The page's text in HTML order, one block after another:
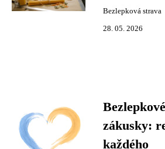
Bezlepková strava
28. 05. 2026
zákusky:
každého